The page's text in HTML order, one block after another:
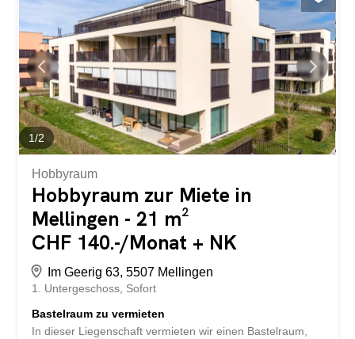
1/2
Hobbyraum
Hobbyraum zur Miete in
Mellingen - 21 m²
CHF 140.-/Monat + NK
Im Geerig 63, 5507 Mellingen
1. Untergeschoss Sofort
Bastelraum zu vermieten
In dieser Liegenschaft vermieten wir einen Bastelraum,